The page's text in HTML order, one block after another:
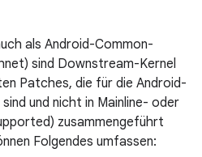
als Android-Common-
sind Downstream-Kernel
Patches, die für die Android-
und nicht in Mainline- oder
zusammengeführt
Folgendes umfassen: